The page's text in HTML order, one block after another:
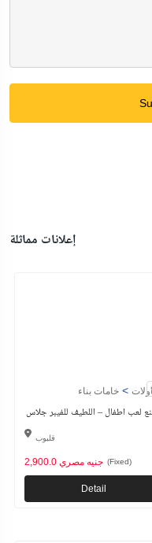
إعلانات مماثلة
> خامات بناء
لعب اطفال – اللطيف للفيبر جلاس
قليوب
2,900.0 جنيه مصري (Fixed)
Detail